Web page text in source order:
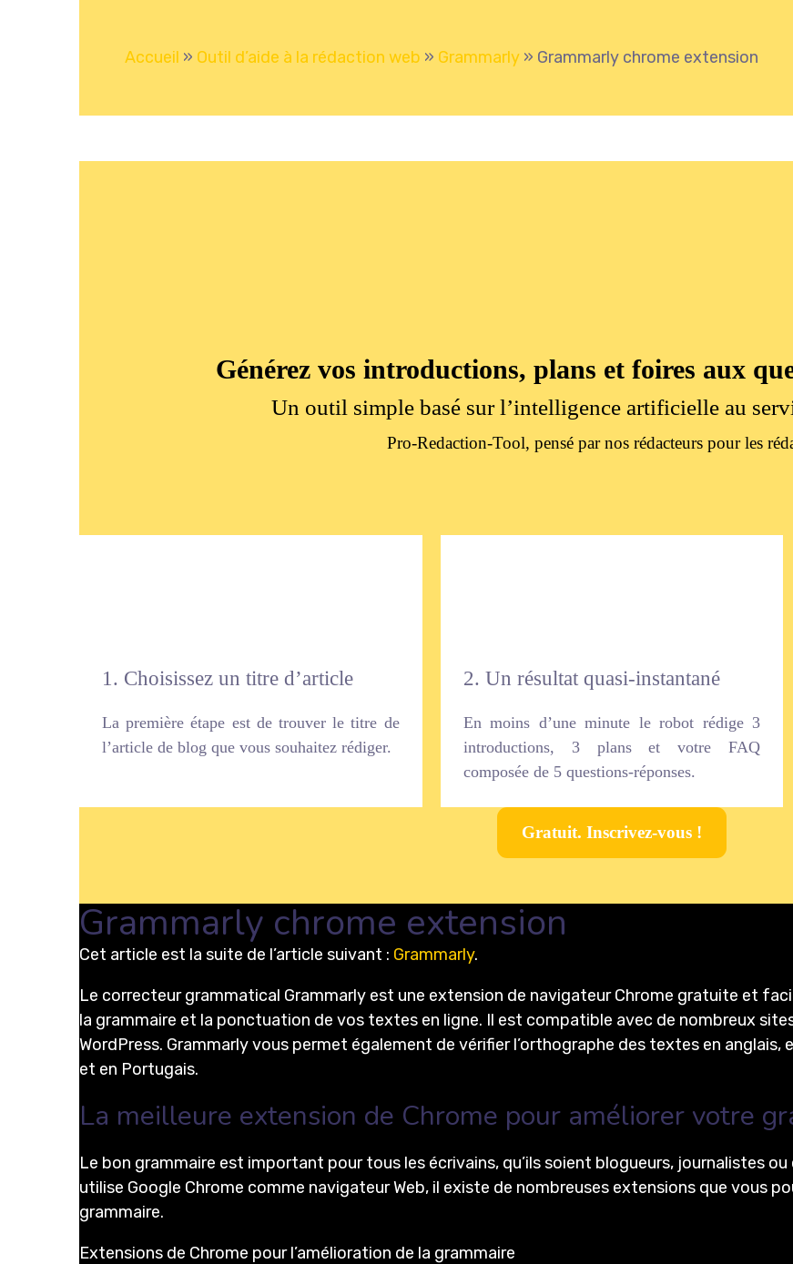
Accueil » Outil d’aide à la rédaction web » Grammarly » Grammarly chrome extension
Générez vos introductions, plans et foires aux
Un outil simple basé sur l’intelligence artificielle au
Pro-Redaction-Tool, pensé par nos rédacteurs pour les
1. Choisissez un titre d’article
La première étape est de trouver le titre de
l’article de blog que vous souhaitez rédiger.
2. Un résultat quasi-instantané
En moins d’une minute le robot rédige 3
introductions, 3 plans et votre FAQ
composée de 5 questions-réponses.
Gratuit. Inscrivez-vous !
Grammarly chrome extension
Cet article est la suite de l’article suivant : Grammarly.
Le correcteur grammatical Grammarly est une extension de navigateur Chrome gratuite et
la grammaire et la ponctuation de vos textes en ligne. Il est compatible avec de nombreux
WordPress. Grammarly vous permet également de vérifier l’orthographe des textes en anglais,
et en Portugais.
La meilleure extension de Chrome pour améliorer votre
Le bon grammaire est important pour tous les écrivains, qu’ils soient blogueurs, journalistes
utilise Google Chrome comme navigateur Web, il existe de nombreuses extensions que vous
grammaire.
Extensions de Chrome pour l’amélioration de la grammaire